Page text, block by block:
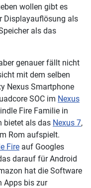
wollen gibt es
Displayauflösung als
als das
genauer fällt nicht
mit dem selben
Nexus Smartphone
SOC im Nexus
Fire Familie in
bietet als das Nexus 7,
Rom aufspielt.
Fire auf Googles
darauf für Android
hat die Software
Apps bis zur